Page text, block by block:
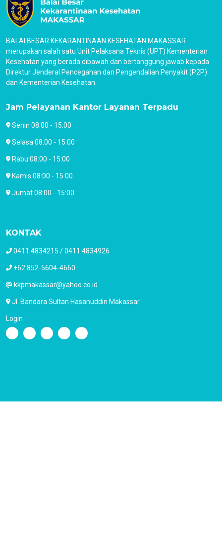
BALAI BESAR KEKARANTINAAN KESEHATAN MAKASSAR
merupakan salah satu Unit Pelaksana Teknis (UPT) Kementerian
Kesehatan yang berada dibawah dan bertanggung jawab kepada
Direktur Jenderal Pencegahan dan Pengendalian Penyakit (P2P)
dan Kementerian Kesehatan.
Jam Pelayanan Kantor Layanan Terpadu
Senin 08:00 - 15:00
Selasa 08:00 - 15:00
Rabu 08:00 - 15:00
Kamis 08:00 - 15:00
Jumat 08:00 - 15:00
KONTAK
0411 4834215 / 0411 4834926
+62 852-5604-4660
kkpmakassar@yahoo.co.id
Jl. Bandara Sultan Hasanuddin Makassar
Login